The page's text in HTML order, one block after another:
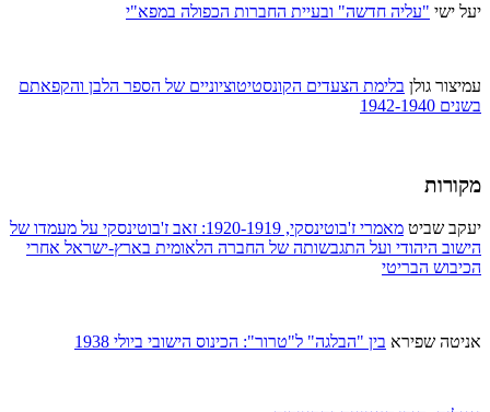
יעל ישי "עליה חדשה" ובעיית החברות הכפולה במפא"י
עמיצור גולן בלימת הצעדים הקונסטיטוציוניים של הספר הלבן והקפאתם
בשנים 1942-1940
מקורות
יעקב שביט
מאמרי ז'בוטינסקי, 1920-1919: זאב ז'בוטינסקי על מעמדו של
הישוב היהודי ועל התגבשותה של החברה הלאומית בארץ-ישראל אחרי
הכיבוש הבריטי
אניטה שפירא בין "הבלגה" ל"טרור": הכינוס הישובי ביולי 1938